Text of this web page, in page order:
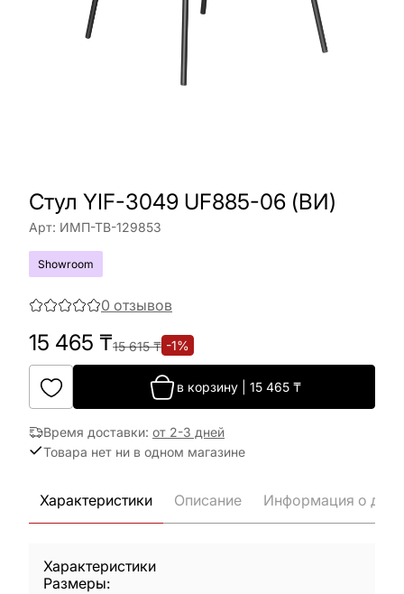
Стул YIF-3049 UF885-06 (ВИ)
Арт: ИМП-ТВ-129853
Showroom
0 отзывов
15 465 ₸15 615₸ -1%
в корзину| 15 465₸
Время доставки: от 2-3 дней
Товара нет ни в одном магазине
Характеристики Описание Информация о
Характеристики
Размеры: